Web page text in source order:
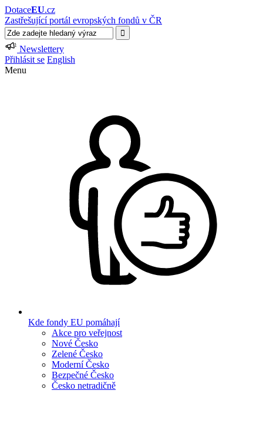
DotaceEU.cz
Zastřešující portál evropských fondů v ČR
Newslettery
Přihlásit se English
Menu
Kde fondy EU pomáhají
Akce pro veřejnost
Nové Česko
Zelené Česko
Moderní Česko
Bezpečné Česko
Česko netradičně